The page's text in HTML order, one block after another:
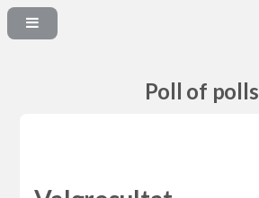
Poll of polls